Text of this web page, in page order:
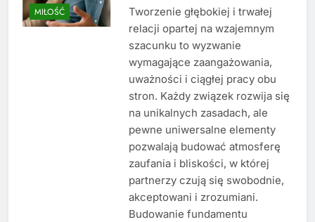
MIŁOŚĆ
Tworzenie głębokiej i trwałej
relacji opartej na wzajemnym
szacunku to wyzwanie
wymagające zaangażowania,
uważności i ciągłej pracy obu
stron. Każdy związek rozwija się
na unikalnych zasadach, ale
pewne uniwersalne elementy
pozwalają budować atmosferę
zaufania i bliskości, w której
partnerzy czują się swobodnie,
akceptowani i zrozumiani.
Budowanie fundamentu